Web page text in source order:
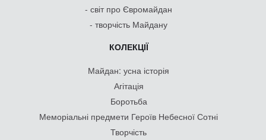
- світ про Євромайдан
- творчість Майдану
КОЛЕКЦІЇ
Майдан: усна історія
Агітація
Боротьба
Меморіальні предмети Героїв Небесної Сотні
Творчість